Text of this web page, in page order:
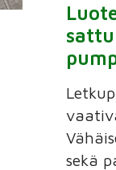
sekä